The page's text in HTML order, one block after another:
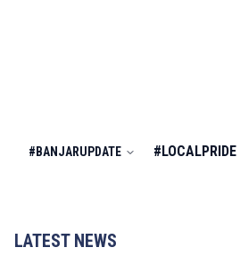
#BANJARUPDATE #LOCALPRIDE
LATEST NEWS